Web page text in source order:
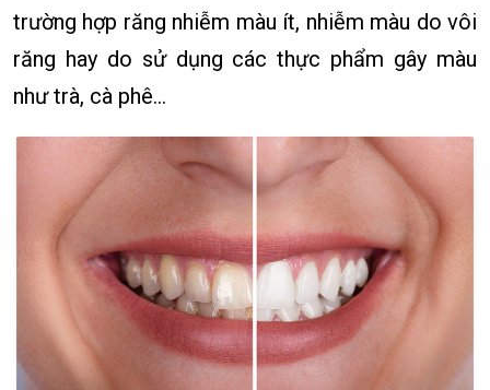
trường hợp răng nhiễm màu ít, nhiễm màu do vôi
răng hay do sử dụng các thực phẩm gây màu
như trà, cà phê…